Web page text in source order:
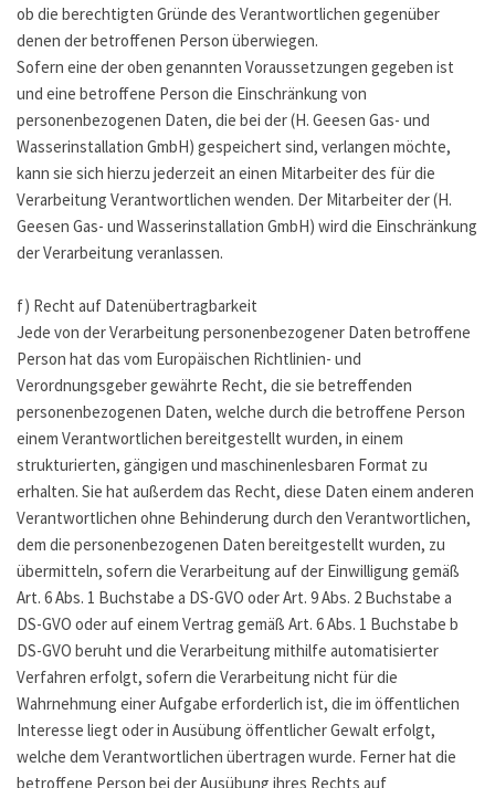
ob die berechtigten Gründe des Verantwortlichen gegenüber
denen der betroffenen Person überwiegen.
Sofern eine der oben genannten Voraussetzungen gegeben ist
und eine betroffene Person die Einschränkung von
personenbezogenen Daten, die bei der (H. Geesen Gas- und
Wasserinstallation GmbH) gespeichert sind, verlangen möchte,
kann sie sich hierzu jederzeit an einen Mitarbeiter des für die
Verarbeitung Verantwortlichen wenden. Der Mitarbeiter der (H.
Geesen Gas- und Wasserinstallation GmbH) wird die Einschränkung
der Verarbeitung veranlassen.
f) Recht auf Datenübertragbarkeit
Jede von der Verarbeitung personenbezogener Daten betroffene
Person hat das vom Europäischen Richtlinien- und
Verordnungsgeber gewährte Recht, die sie betreffenden
personenbezogenen Daten, welche durch die betroffene Person
einem Verantwortlichen bereitgestellt wurden, in einem
strukturierten, gängigen und maschinenlesbaren Format zu
erhalten. Sie hat außerdem das Recht, diese Daten einem anderen
Verantwortlichen ohne Behinderung durch den Verantwortlichen,
dem die personenbezogenen Daten bereitgestellt wurden, zu
übermitteln, sofern die Verarbeitung auf der Einwilligung gemäß
Art. 6 Abs. 1 Buchstabe a DS-GVO oder Art. 9 Abs. 2 Buchstabe a
DS-GVO oder auf einem Vertrag gemäß Art. 6 Abs. 1 Buchstabe b
DS-GVO beruht und die Verarbeitung mithilfe automatisierter
Verfahren erfolgt, sofern die Verarbeitung nicht für die
Wahrnehmung einer Aufgabe erforderlich ist, die im öffentlichen
Interesse liegt oder in Ausübung öffentlicher Gewalt erfolgt,
welche dem Verantwortlichen übertragen wurde. Ferner hat die
betroffene Person bei der Ausübung ihres Rechts auf